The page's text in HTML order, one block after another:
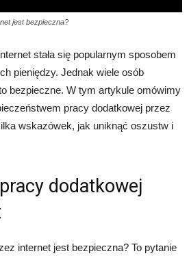
jest bezpieczna?
stała się popularnym sposobem
pieniędzy. Jednak wiele osób
bezpieczne. W tym artykule omówimy
pracy dodatkowej przez
wskazówek, jak uniknąć oszustw i
dodatkowej
internet jest bezpieczna? To pytanie